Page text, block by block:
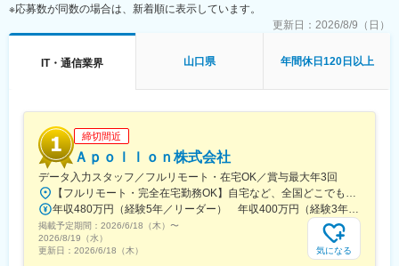
※応募数が同数の場合は、新着順に表示しています。
更新日： 2026/8/9（日）
IT・通信業界 山口県 年間休日120日以上
締切間近
Ａｐｏｌｌｏｎ株式会社
データ入力スタッフ／フルリモート・在宅OK／賞与最大年3回
【フルリモート・完全在宅勤務OK】自宅など、全国どこでもあなたが働きやすい場所で働けます★転居を伴う転勤なし★全国47都道府県どこからでも応募OK【本社】東京都新宿区山吹町130番地の15 茜ビル2-A＜アクセス＞有楽町線「江戸川橋駅」、東西線「東西線」より徒歩10分※受動喫煙対策：あり
年収480万円（経験5年／リーダー） 年収400万円（経験3年／メンバー）
掲載予定期間： 2026/6/18（木） 〜
2026/8/19（水）
更新日： 2026/6/18（木） 気になる